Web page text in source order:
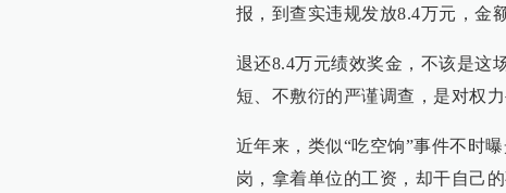
报，到查实违规发放8.4万元，金
退还8.4万元绩效奖金，不该是这
短、不敷衍的严谨调查，是对权
近年来，类似“吃空饷”事件不时
岗，拿着单位的工资，却干自己